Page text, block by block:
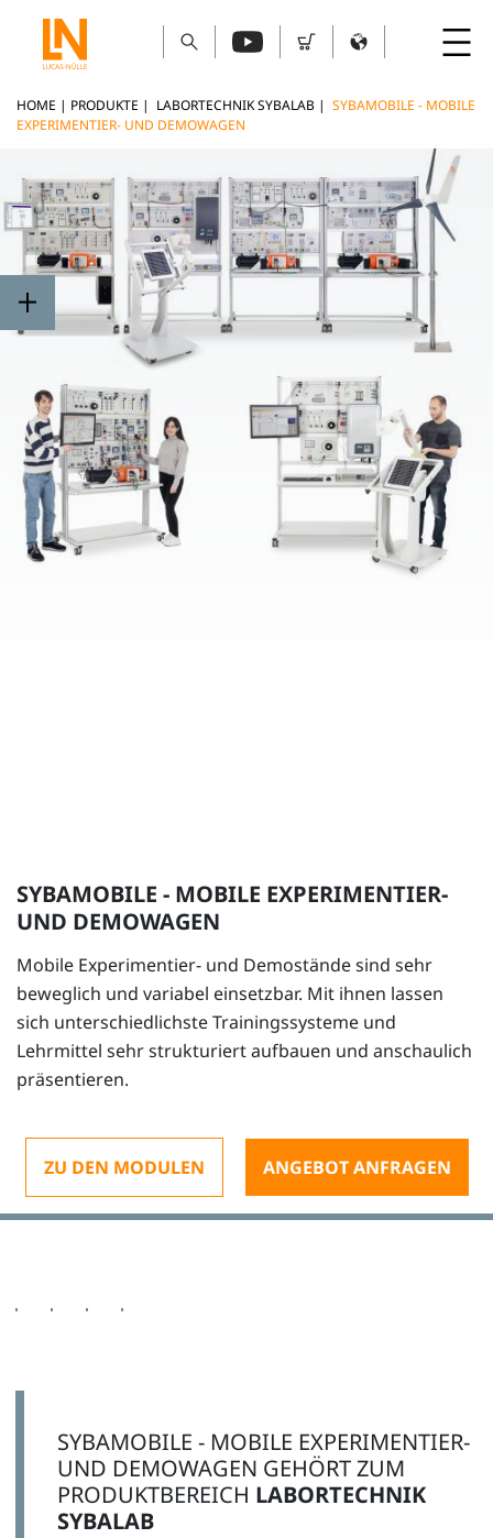
HOME | PRODUKTE | LABORTECHNIK SYBALAB | SYBAMOBILE - MOBILE
EXPERIMENTIER- UND DEMOWAGEN
SYBAMOBILE - MOBILE EXPERIMENTIER-
UND DEMOWAGEN
Mobile Experimentier- und Demostände sind sehr
beweglich und variabel einsetzbar. Mit ihnen lassen
sich unterschiedlichste Trainingssysteme und
Lehrmittel sehr strukturiert aufbauen und anschaulich
präsentieren.
ZU DEN MODULEN ANGEBOT ANFRAGEN
SYBAMOBILE - MOBILE EXPERIMENTIER-
UND DEMOWAGEN GEHÖRT ZUM
PRODUKTBEREICH LABORTECHNIK
SYBALAB